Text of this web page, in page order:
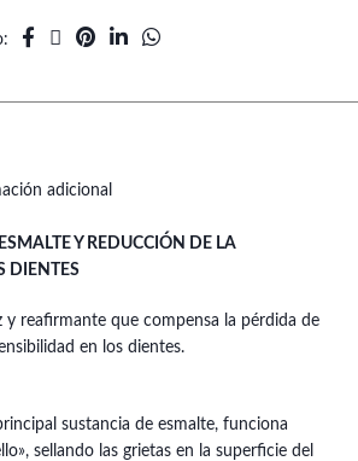
adicional
Y REDUCCIÓN DE LA
DIENTES
y reafirmante que compensa la pérdida de
en los dientes.
sustancia de esmalte, funciona
sellando las grietas en la superficie del